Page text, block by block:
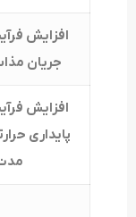
افزایش
جریان
افزایش
پایداری